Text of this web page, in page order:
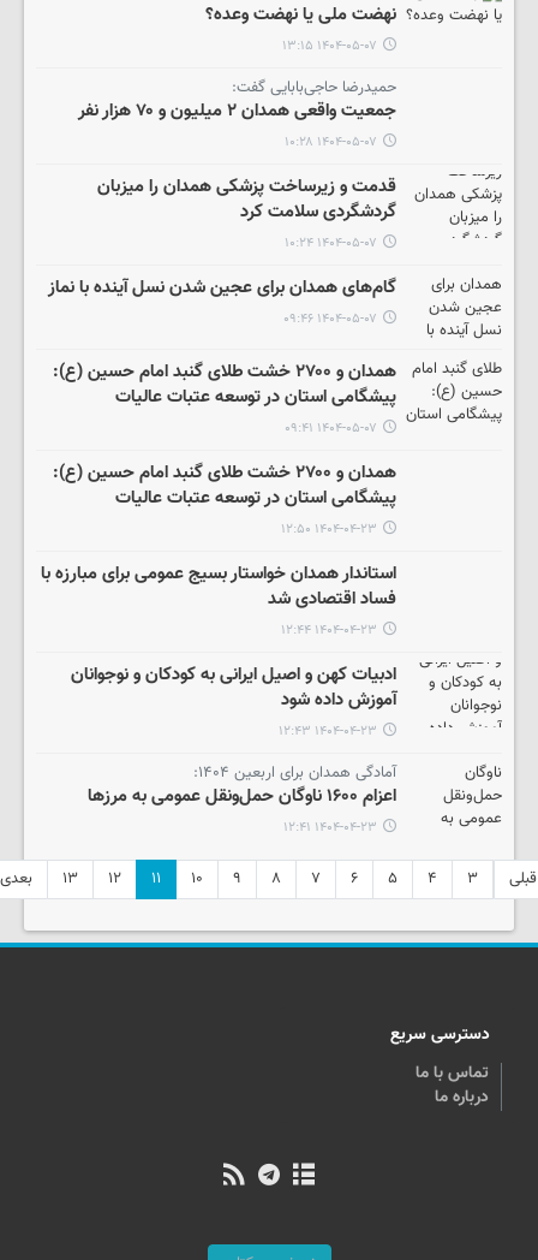
نهضت ملی یا نهضت وعده؟
۱۴۰۴-۰۵-۰۷ ۱۳:۱۵
حمیدرضا حاجی‌بابایی گفت:
جمعیت واقعی همدان ۲ میلیون و ۷۰ هزار نفر
۱۴۰۴-۰۵-۰۷ ۱۰:۲۸
قدمت و زیرساخت پزشکی همدان را میزبان
گردشگردی سلامت کرد
۱۴۰۴-۰۵-۰۷ ۱۰:۲۴
گام‌های همدان برای عجین شدن نسل آینده با نماز
۱۴۰۴-۰۵-۰۷ ۰۹:۴۶
همدان و ۲۷۰۰ خشت طلای گنبد امام حسین (ع):
پیشگامی استان در توسعه عتبات عالیات
۱۴۰۴-۰۵-۰۷ ۰۹:۴۱
همدان و ۲۷۰۰ خشت طلای گنبد امام حسین (ع):
پیشگامی استان در توسعه عتبات عالیات
۱۴۰۴-۰۴-۲۳ ۱۲:۵۰
استاندار همدان خواستار بسیج عمومی برای مبارزه با
فساد اقتصادی شد
۱۴۰۴-۰۴-۲۳ ۱۲:۴۴
ادبیات کهن و اصیل ایرانی به کودکان و نوجوانان
آموزش داده شود
۱۴۰۴-۰۴-۲۳ ۱۲:۴۳
آمادگی همدان برای اربعین ۱۴۰۴:
اعزام ۱۶۰۰ ناوگان حمل‌ونقل عمومی به مرزها
۱۴۰۴-۰۴-۲۳ ۱۲:۴۱
قبلی ۳ ۴ ۵ ۶ ۷ ۸ ۹ ۱۰ ۱۱ ۱۲ ۱۳ بعدی
دسترسی سریع
تماس با ما
درباره ما